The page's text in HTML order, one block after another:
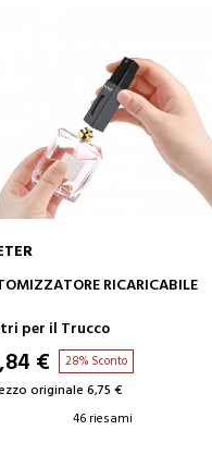
AGGIUNGI AL CARRELLO
RICARICABILE
per il Trucco
€ 28% Sconto
originale 6,75 €
46 riesami